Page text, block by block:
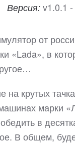
Версия: v1.0.1
от
«Lada», в
на крутых
марки
в
В общем,